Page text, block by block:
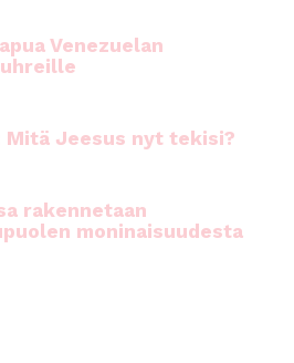
Venezuelan
Mitä Jeesus nyt tekisi?
rakennetaan
moninaisuudesta